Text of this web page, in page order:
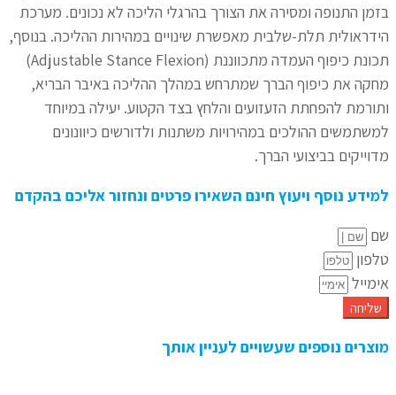
בזמן התנופה ומסירה את הצורך בהרגלי הליכה לא נכונים. מערכת
הידראולית תלת-שלבית מאפשרת שינויים במהירות ההליכה. בנוסף,
תכונת כיפוף העמדה מתכווננת (Adjustable Stance Flexion)
מחקה את כיפוף הברך שמתרחש במהלך ההליכה באיבר הבריא,
ותורמת להפחתת הזעזועים והלחץ בצד הקטוע. יעילה במיוחד
למשתמשים ההולכים במהירויות משתנות ולדורשים כיוונונים
מדוייקים בביצועי הברך.
למידע נוסף ויעוץ חינם השאירו פרטים ונחזור אליכם בהקדם
שם
טלפון
אימייל
שליחה
מוצרים נוספים שעשויים לעניין אותך